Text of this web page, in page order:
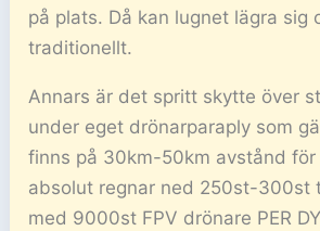
på plats. Då kan lugnet lägra sig
traditionellt.
Annars är det spritt skytte över
under eget drönarparaply som
finns på 30km-50km avstånd för
absolut regnar ned 250st-300st
med 9000st FPV drönare PER